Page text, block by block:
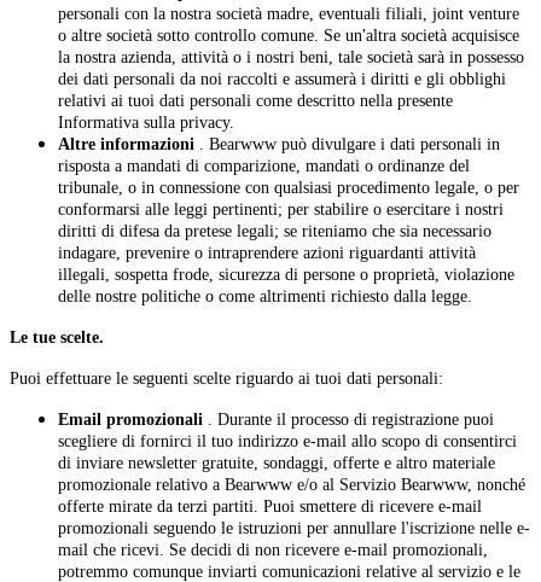
personali con la nostra società madre, eventuali filiali, joint venture
o altre società sotto controllo comune. Se un'altra società acquisisce
la nostra azienda, attività o i nostri beni, tale società sarà in possesso
dei dati personali da noi raccolti e assumerà i diritti e gli obblighi
relativi ai tuoi dati personali come descritto nella presente
Informativa sulla privacy.
Altre informazioni . Bearwww può divulgare i dati personali in
risposta a mandati di comparizione, mandati o ordinanze del
tribunale, o in connessione con qualsiasi procedimento legale, o per
conformarsi alle leggi pertinenti; per stabilire o esercitare i nostri
diritti di difesa da pretese legali; se riteniamo che sia necessario
indagare, prevenire o intraprendere azioni riguardanti attività
illegali, sospetta frode, sicurezza di persone o proprietà, violazione
delle nostre politiche o come altrimenti richiesto dalla legge.
Le tue scelte.
Puoi effettuare le seguenti scelte riguardo ai tuoi dati personali:
Email promozionali . Durante il processo di registrazione puoi
scegliere di fornirci il tuo indirizzo e-mail allo scopo di consentirci
di inviare newsletter gratuite, sondaggi, offerte e altro materiale
promozionale relativo a Bearwww e/o al Servizio Bearwww, nonché
offerte mirate da terzi partiti. Puoi smettere di ricevere e-mail
promozionali seguendo le istruzioni per annullare l'iscrizione nelle e-
mail che ricevi. Se decidi di non ricevere e-mail promozionali,
potremmo comunque inviarti comunicazioni relative al servizio e le